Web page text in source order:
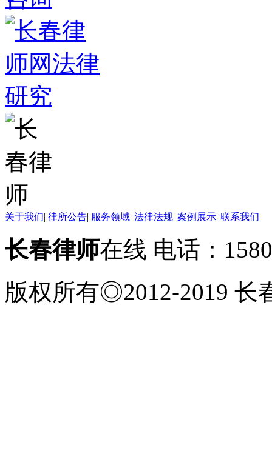
关于我们| 律所公告| 服务领域| 法律法规| 案例展示| 联系我们
长春律师在线 电话：
版权所有◎2012-2019 长